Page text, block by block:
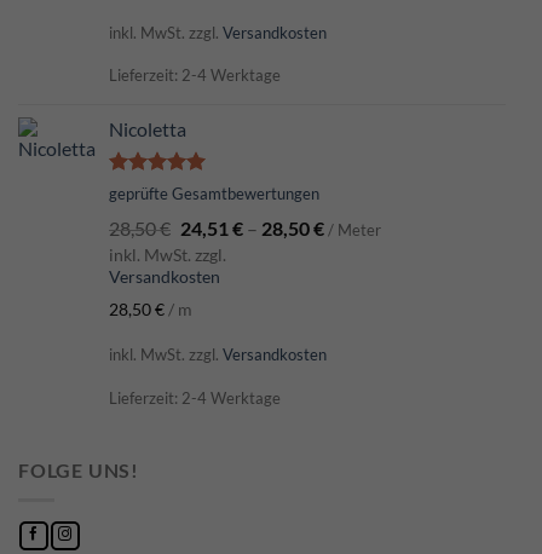
inkl. MwSt. zzgl. Versandkosten
Lieferzeit: 2-4 Werktage
Nicoletta
Bewertet
von 5
geprüfte Gesamtbewertungen
28,50€ 24,51 €– 28,50€ / Meter
inkl. MwSt. zzgl.
Versandkosten
28,50€ / m
inkl. MwSt. zzgl. Versandkosten
Lieferzeit: 2-4 Werktage
FOLGE UNS!